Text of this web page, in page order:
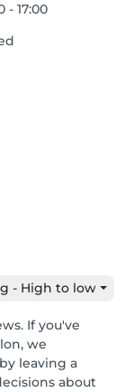
- 17:00
- High to low
If you've
we
leaving a
about